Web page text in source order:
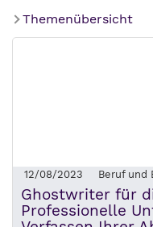
Themenübersicht
12/08/2023 Beruf und
Ghostwriter für
Professionelle